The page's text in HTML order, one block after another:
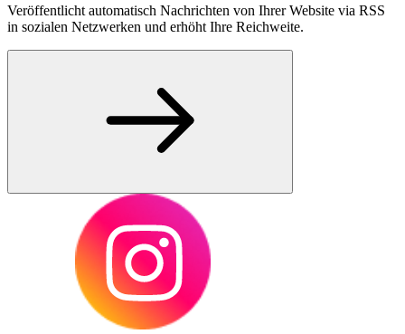
Veröffentlicht automatisch Nachrichten von Ihrer Website via RSS
in sozialen Netzwerken und erhöht Ihre Reichweite.